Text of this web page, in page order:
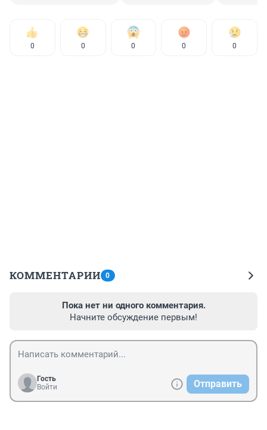
0 0 0 0 0
КОММЕНТАРИИ 0
Пока нет ни одного комментария.
Начните обсуждение первым!
Гость
Войти
Отправить